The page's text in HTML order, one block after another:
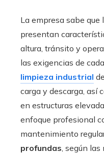
La empresa sabe
presentan
altura, tránsito y
las exigencias de
limpieza industrial
carga y descarga, así
en estructuras
enfoque profesional
mantenimiento
profundas, según las